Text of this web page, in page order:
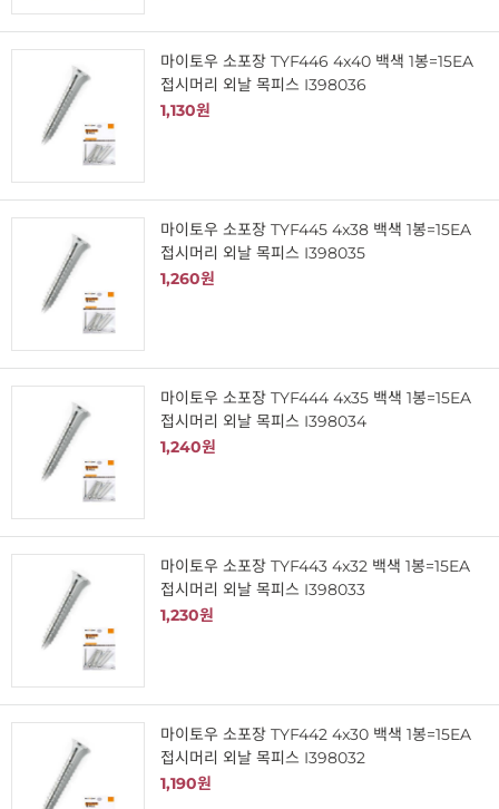
마이토우 소포장 TYF446 4x40 백색 1봉=15EA
접시머리 외날 목피스 I398036
1,130원
마이토우 소포장 TYF445 4x38 백색 1봉=15EA
접시머리 외날 목피스 I398035
1,260원
마이토우 소포장 TYF444 4x35 백색 1봉=15EA
접시머리 외날 목피스 I398034
1,240원
마이토우 소포장 TYF443 4x32 백색 1봉=15EA
접시머리 외날 목피스 I398033
1,230원
마이토우 소포장 TYF442 4x30 백색 1봉=15EA
접시머리 외날 목피스 I398032
1,190원